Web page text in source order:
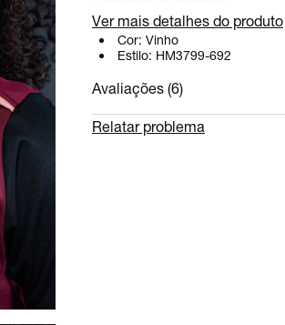
Produto importado
Lavagem à máquina
100% poliéster
Ver mais detalhes do produto
Cor: Vinho
Estilo: HM3799-692
Avaliações (6)
Relatar problema